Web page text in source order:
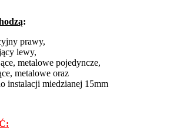
:
prawy,
lewy,
metalowe pojedyncze,
metalowe oraz
instalacji miedzianej 15mm